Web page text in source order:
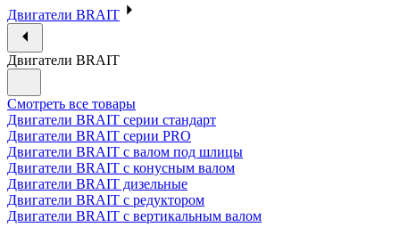
Двигатели BRAIT
Двигатели BRAIT
Смотреть все товары
Двигатели BRAIT серии стандарт
Двигатели BRAIT серии PRO
Двигатели BRAIT с валом под шлицы
Двигатели BRAIT с конусным валом
Двигатели BRAIT дизельные
Двигатели BRAIT с редуктором
Двигатели BRAIT с вертикальным валом